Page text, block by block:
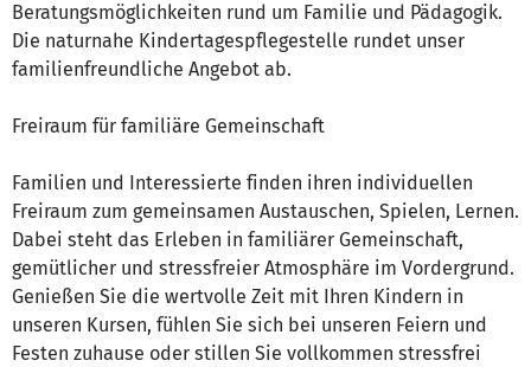
Beratungsmöglichkeiten rund um Familie und Pädagogik.
Die naturnahe Kindertagespflegestelle rundet unser
familienfreundliche Angebot ab.
Freiraum für familiäre Gemeinschaft
Familien und Interessierte finden ihren individuellen
Freiraum zum gemeinsamen Austauschen, Spielen, Lernen.
Dabei steht das Erleben in familiärer Gemeinschaft,
gemütlicher und stressfreier Atmosphäre im Vordergrund.
Genießen Sie die wertvolle Zeit mit Ihren Kindern in
unseren Kursen, fühlen Sie sich bei unseren Feiern und
Festen zuhause oder stillen Sie vollkommen stressfrei